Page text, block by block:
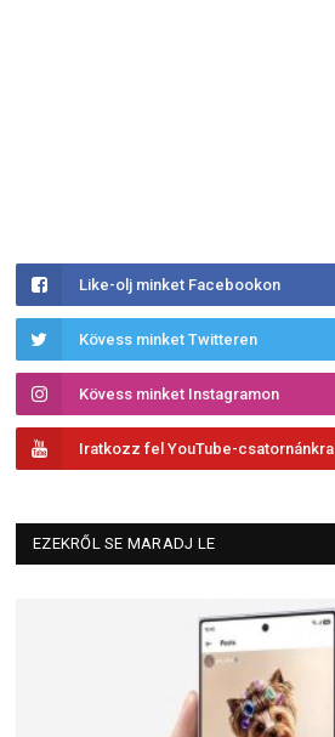
Like-olj minket Facebookon
Kövess minket Twitteren
Kövess minket Instagramon
Iratkozz fel YouTube-csatornánkra
EZEKRŐL SE MARADJ LE